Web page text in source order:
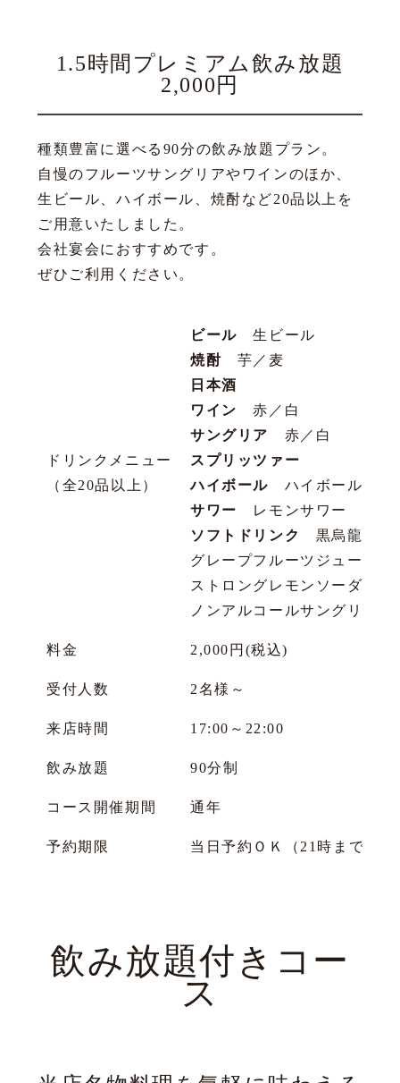
1.5時間プレミアム飲み放題
2,000円
種類豊富に選べる90分の飲み放題プラン。
自慢のフルーツサングリアやワインのほか、
生ビール、ハイボール、焼酎など20品以上を
ご用意いたしました。
会社宴会におすすめです。
ぜひご利用ください。
ドリンクメニュー
（全20品以上）
ビール 生ビール
焼酎 芋／麦
日本酒
ワイン
赤／白
サングリア
赤／白
スプリッツァー
ハイボール ハイボール／三
サワー
レモンサワー
ソフトドリンク
黒烏龍茶／
グレープフルーツジュース／
ストロングレモンソーダ／
ノンアルコールサングリア
料金 2,000円(税込)
受付人数 2名様～
来店時間 17:00～22:00
飲み放題 90分制
コース開催期間 通年
予約期限 当日予約ＯＫ（21時までに
飲み放題付きコー
ス